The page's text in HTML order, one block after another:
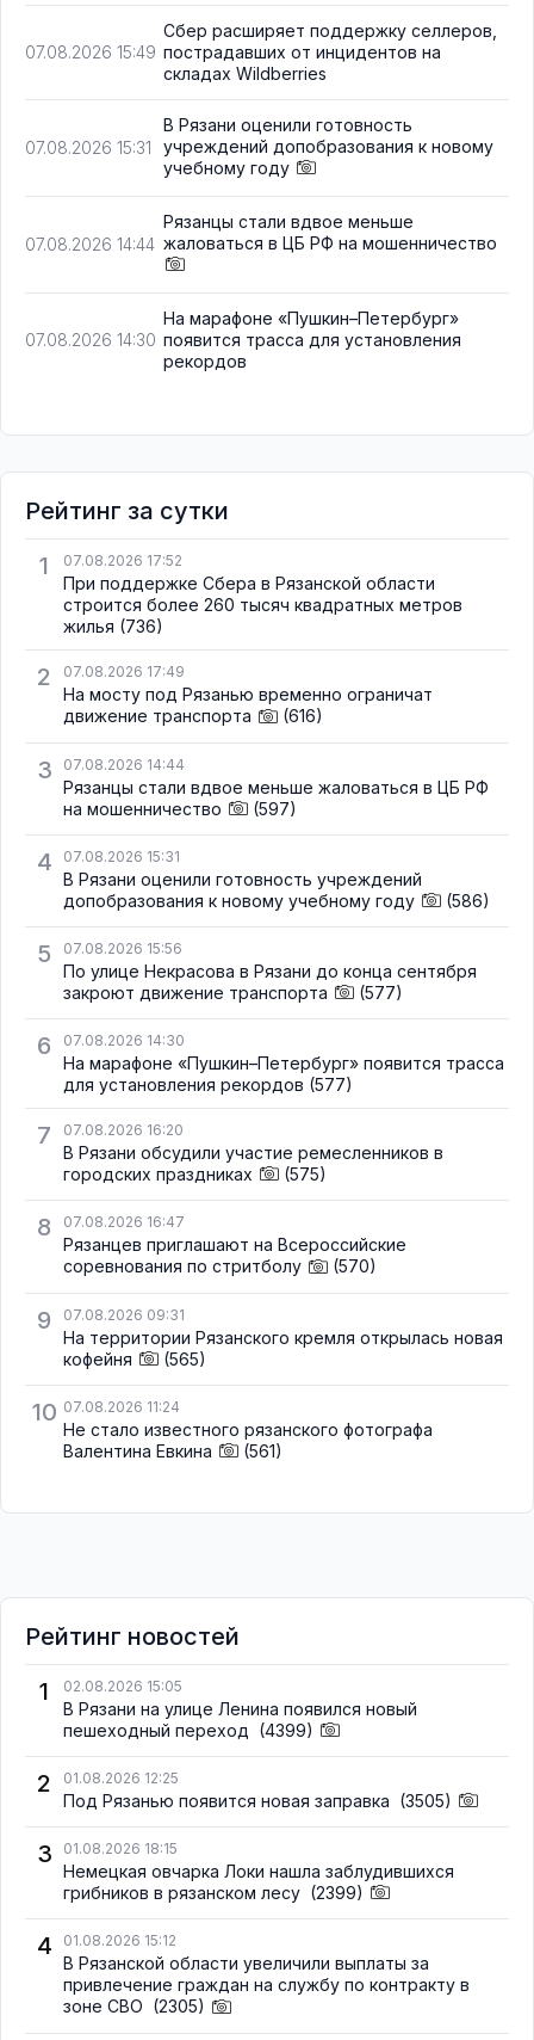
07.08.2026 15:49
Сбер расширяет поддержку селлеров,
пострадавших от инцидентов на
складах Wildberries
07.08.2026 15:31
В Рязани оценили готовность
учреждений допобразования к новому
учебному году
07.08.2026 14:44
Рязанцы стали вдвое меньше
жаловаться в ЦБ РФ на мошенничество
07.08.2026 14:30
На марафоне «Пушкин–Петербург»
появится трасса для установления
рекордов
Рейтинг за сутки
1
07.08.2026 17:52
При поддержке Сбера в Рязанской области
строится более 260 тысяч квадратных метров
жилья (736)
2 07.08.2026 17:49
На мосту под Рязанью временно ограничат
движение транспорта
(616)
3 07.08.2026 14:44
Рязанцы стали вдвое меньше жаловаться в ЦБ РФ
на мошенничество
(597)
4 07.08.2026 15:31
В Рязани оценили готовность учреждений
допобразования к новому учебному году
(586)
5 07.08.2026 15:56
По улице Некрасова в Рязани до конца сентября
закроют движение транспорта
(577)
6 07.08.2026 14:30
На марафоне «Пушкин–Петербург» появится трасса
для установления рекордов (577)
7 07.08.2026 16:20
В Рязани обсудили участие ремесленников в
городских праздниках
(575)
8 07.08.2026 16:47
Рязанцев приглашают на Всероссийские
соревнования по стритболу
(570)
9 07.08.2026 09:31
На территории Рязанского кремля открылась новая
кофейня
(565)
10 07.08.2026 11:24
Не стало известного рязанского фотографа
Валентина Евкина
(561)
Рейтинг новостей
1
02.08.2026 15:05
В Рязани на улице Ленина появился новый
пешеходный переход (4399)
2 01.08.2026 12:25
Под Рязанью появится новая заправка (3505)
3 01.08.2026 18:15
Немецкая овчарка Локи нашла заблудившихся
грибников в рязанском лесу (2399)
4 01.08.2026 15:12
В Рязанской области увеличили выплаты за
привлечение граждан на службу по контракту в
зоне СВО (2305)